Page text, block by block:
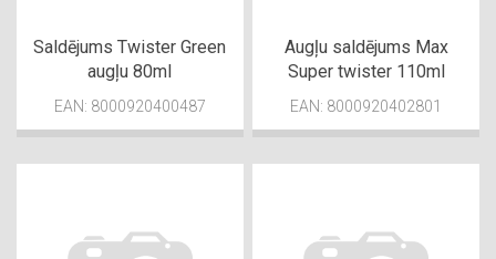
Saldējums Twister Green
augļu 80ml
EAN: 8000920400487
Augļu saldējums Max
Super twister 110ml
EAN: 8000920402801